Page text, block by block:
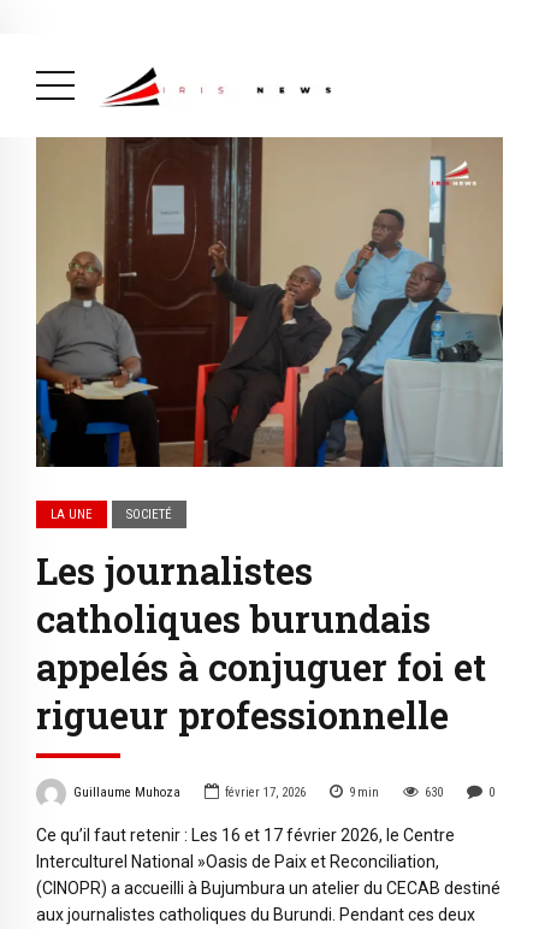
LA UNE SOCIETÉ
Les journalistes
catholiques burundais
appelés à conjuguer foi et
rigueur professionnelle
Guillaume Muhoza février 17, 2026 9 min 630 0
Ce qu’il faut retenir : Les 16 et 17 février 2026, le Centre
Interculturel National »Oasis de Paix et Reconciliation,
(CINOPR) a accueilli à Bujumbura un atelier du CECAB destiné
aux journalistes catholiques du Burundi. Pendant ces deux